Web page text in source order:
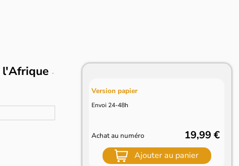
l'Afrique -
Version papier
Envoi 24-48h
Achat au numéro 19,99 €
Ajouter au panier